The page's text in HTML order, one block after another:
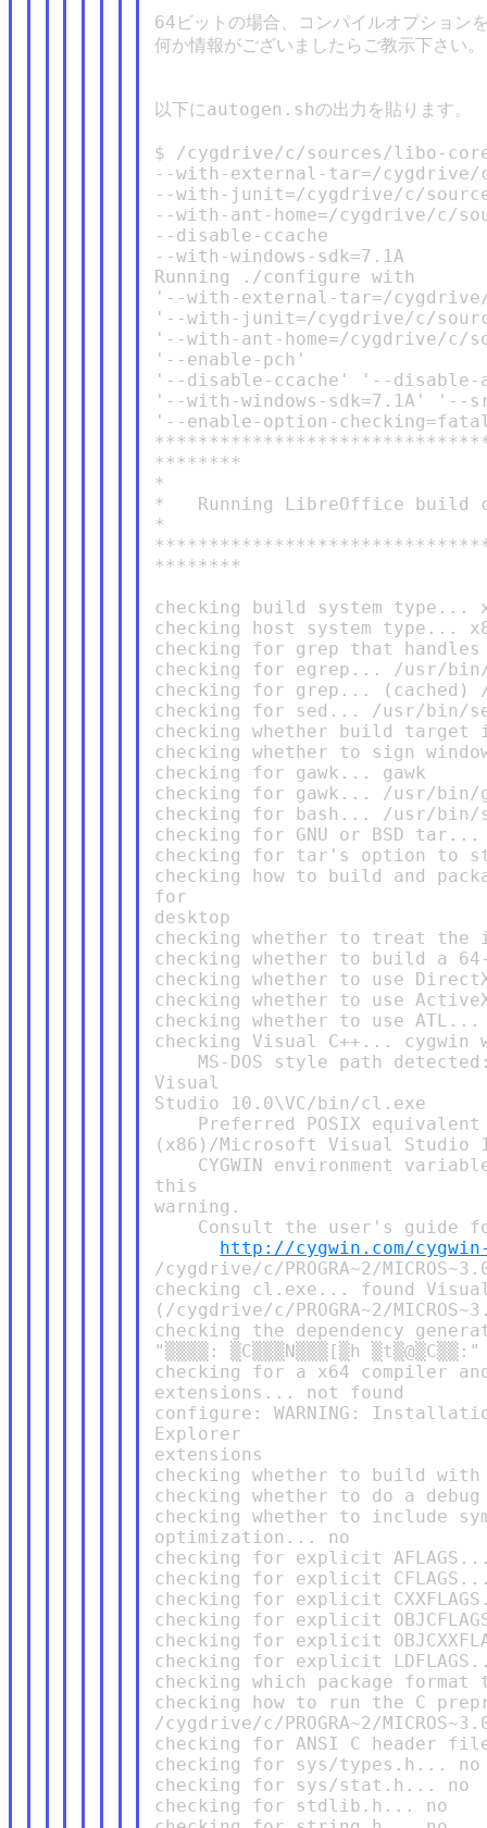
64ビットの場合、コンパイルオプション
何か情報がございましたらご教示下さい。
以下にautogen.shの出力を貼ります。
$ /cygdrive/c/sources/libo-
--with-external-tar=/cygdrive/
--with-junit=/cygdrive/c/
--with-ant-home=/cygdrive/c/
--disable-ccache
--with-windows-sdk=7.1A
Running ./configure with
'--with-external-tar=/
'--with-junit=/cygdrive/c/
'--with-ant-home=/cygdrive/c/
'--enable-pch'
'--disable-ccache' '--
'--with-windows-sdk=7.1A' '--
'--enable-option-
********
*
*   Running LibreOffice build
*
********
checking build system type...
checking host system type...
checking for grep that
checking for egrep... /usr/
checking for grep... (cached)
checking for sed... /usr/bin/
checking whether build
checking whether to sign
checking for gawk... gawk
checking for gawk... /usr/bin/
checking for bash... /usr/bin/
checking for GNU or BSD
checking for tar's option to
checking how to build and
for
desktop
checking whether to treat
checking whether to build a
checking whether to use
checking whether to use
checking whether to use ATL...
checking Visual C++... cygwin
MS-DOS style path
Visual
Studio 10.0\VC/bin/cl.exe
Preferred POSIX
(x86)/Microsoft Visual Studio
CYGWIN environment
this
warning.
Consult the user's guide
http://cygwin.com/
/cygdrive/c/PROGRA~2/
checking cl.exe... found Visual
(/cygdrive/c/PROGRA~2/
checking the dependency
"▒▒▒▒: ▒C▒▒▒N▒▒▒[▒h ▒t▒@▒C▒▒:"
checking for a x64 compiler
extensions... not found
configure: WARNING:
Explorer
extensions
checking whether to build
checking whether to do a
checking whether to include
optimization... no
checking for explicit
checking for explicit
checking for explicit
checking for explicit
checking for explicit
checking for explicit
checking which package
checking how to run the C
/cygdrive/c/PROGRA~2/
checking for ANSI C header
checking for sys/types.h... no
checking for sys/stat.h... no
checking for stdlib.h... no